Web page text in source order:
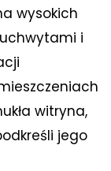
wysokich
i
witryna,
jego